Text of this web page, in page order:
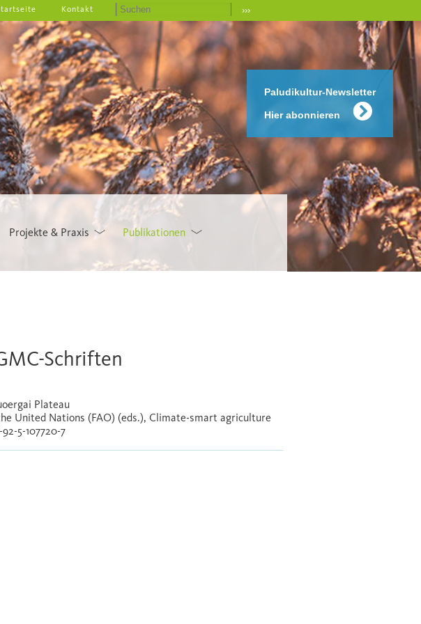
Paludikultur-Newsletter
Hier abonnieren
›››
Kontakt
Projekte & Praxis Publikationen
Schriften
Plateau
United Nations (FAO) (eds.), Climate-smart agriculture
5-107720-7